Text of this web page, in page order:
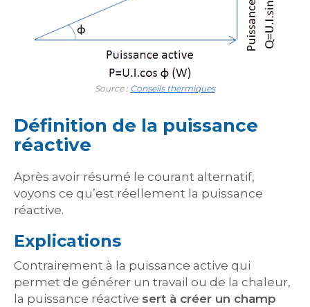
Source : Conseils thermiques
Définition de la puissance
réactive
Après avoir résumé le courant alternatif,
voyons ce qu’est réellement la puissance
réactive.
Explications
Contrairement à la puissance active qui
permet de générer un travail ou de la chaleur,
la puissance réactive sert à créer un champ